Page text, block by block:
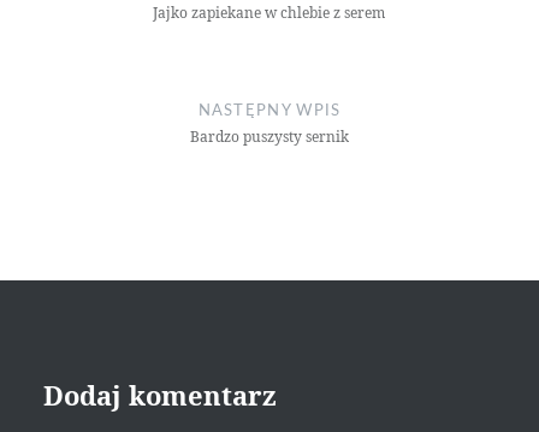
Jajko zapiekane w chlebie z serem
NASTĘPNY WPIS
Bardzo puszysty sernik
Dodaj komentarz